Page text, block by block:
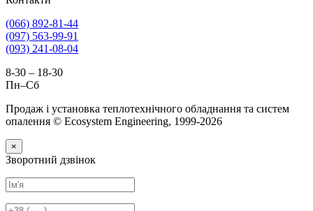
(066) 892-81-44
(097) 563-99-91
(093) 241-08-04
8-30 – 18-30
Пн–Сб
Продаж і установка теплотехнічного обладнання та систем
опалення © Ecosystem Engineering, 1999-2026
×
Зворотний дзвінок